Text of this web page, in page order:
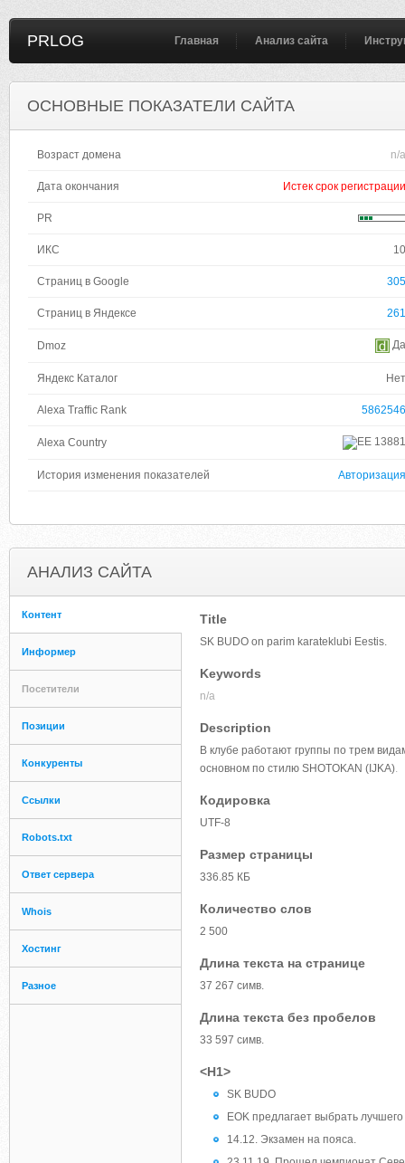
PRLOG Главная Анализ сайта
ОСНОВНЫЕ ПОКАЗАТЕЛИ САЙТА
Возраст домена n/a
Дата окончания Истек срок регистрации
PR
ИКС 10
Страниц в Google 305
Страниц в Яндексе 261
Dmoz Да
Яндекс Каталог Нет
Alexa Traffic Rank 5862546
Alexa Country 13881
История изменения показателей Авторизация
АНАЛИЗ САЙТА
Контент
Информер
Посетители
Позиции
Конкуренты
Ссылки
Robots.txt
Ответ сервера
Whois
Хостинг
Разное
Title
SK BUDO on parim karateklubi Eestis.
Keywords
n/a
Description
В клубе работают группы по трем
основном по стилю SHOTOKAN (IJKA).
Кодировка
UTF-8
Размер страницы
336.85 КБ
Количество слов
2 500
Длина текста на странице
37 267 симв.
Длина текста без пробелов
33 597 симв.
<H1>
SK BUDO
EOK предлагает выбрать
14.12. Экзамен на пояса.